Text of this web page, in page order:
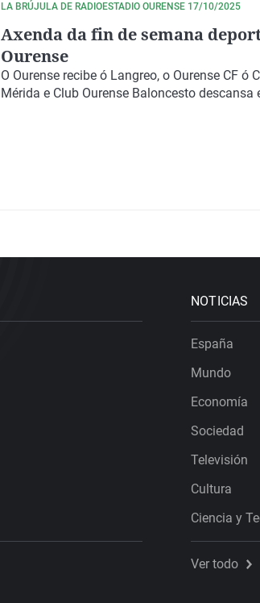
LA BRÚJULA DE RADIOESTADIO OURENSE 17/10/2025
Axenda da fin de semana
Ourense
O Ourense recibe ó Langreo, o Ourense CF ó
Mérida e Club Ourense Baloncesto descansa
NOTICIAS
España
Mundo
Economía
Sociedad
Televisión
Cultura
Ciencia y
Ver todo